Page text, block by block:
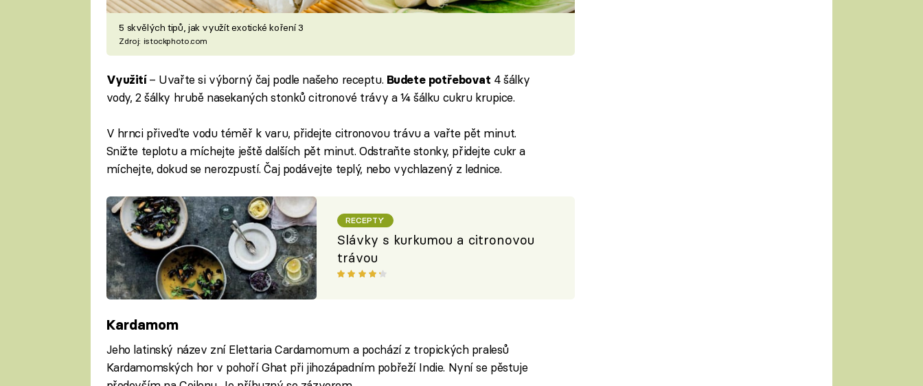
5 skvělých tipů, jak využít exotické koření 3
Zdroj: istockphoto.com
Využití– Uvařte si výborný čaj podle našeho receptu. Budete potřebovat 4 šálky
vody, 2 šálky hrubě nasekaných stonků citronové trávy a ¼ šálku cukru krupice.
V hrnci přiveďte vodu téměř k varu, přidejte citronovou trávu a vařte pět minut.
Snižte teplotu a míchejte ještě dalších pět minut. Odstraňte stonky, přidejte cukr a
míchejte, dokud se nerozpustí. Čaj podávejte teplý, nebo vychlazený z lednice.
RECEPTY
Slávky s kurkumou a citronovou
trávou
Kardamom
Jeho latinský název zní Elettaria Cardamomum a pochází z tropických pralesů
Kardamomských hor v pohoří Ghat při jihozápadním pobřeží Indie. Nyní se pěstuje